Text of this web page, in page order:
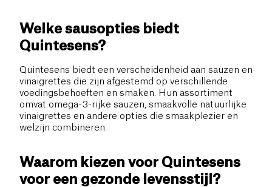
Welke sausopties biedt
Quintesens?
Quintesens biedt een verscheidenheid aan sauzen en
vinaigrettes die zijn afgestemd op verschillende
voedingsbehoeften en smaken. Hun assortiment
omvat omega-3-rijke sauzen, smaakvolle natuurlijke
vinaigrettes en andere opties die smaakplezier en
welzijn combineren.
Waarom kiezen voor Quintesens
voor een gezonde levensstijl?